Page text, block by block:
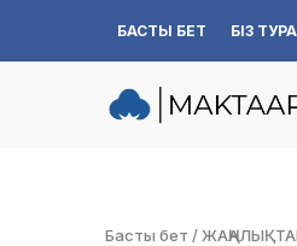
Skip
БАСТЫ БЕТ БІЗ
Басты бет /